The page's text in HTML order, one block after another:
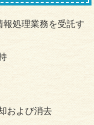
処理業務を受託す
および消去